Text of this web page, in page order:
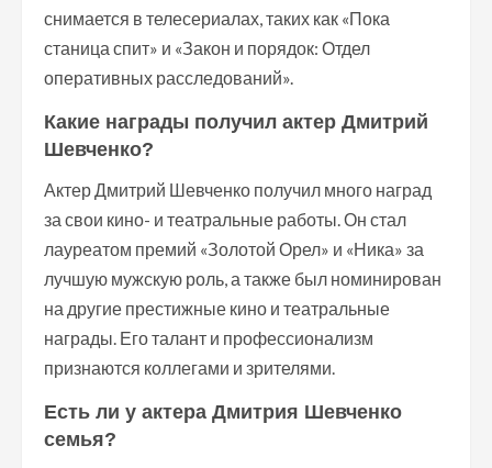
снимается в телесериалах, таких как «Пока
станица спит» и «Закон и порядок: Отдел
оперативных расследований».
Какие награды получил актер Дмитрий
Шевченко?
Актер Дмитрий Шевченко получил много наград
за свои кино- и театральные работы. Он стал
лауреатом премий «Золотой Орел» и «Ника» за
лучшую мужскую роль, а также был номинирован
на другие престижные кино и театральные
награды. Его талант и профессионализм
признаются коллегами и зрителями.
Есть ли у актера Дмитрия Шевченко
семья?